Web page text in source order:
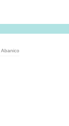
Abanico